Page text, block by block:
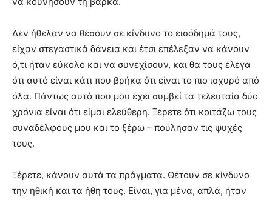
Δεν ήθελαν να θέσουν σε κίνδυνο το εισόδημά τους,
είχαν στεγαστικά δάνεια και έτσι επέλεξαν να κάνουν
ό,τι ήταν εύκολο και να συνεχίσουν, και θα τους έλεγα
ότι αυτό είναι κάτι που βρήκα ότι είναι το πιο ισχυρό από
όλα. Πάντως αυτό που μου έχει συμβεί τα τελευταία δύο
χρόνια είναι ότι είμαι ελεύθερη. Ξέρετε ότι κοιτάζω τους
συναδέλφους μου και το ξέρω – πούλησαν τις ψυχές
τους.
Ξέρετε, κάνουν αυτά τα πράγματα. Θέτουν σε κίνδυνο
την ηθική και τα ήθη τους. Είναι, για μένα, απλά, ήταν